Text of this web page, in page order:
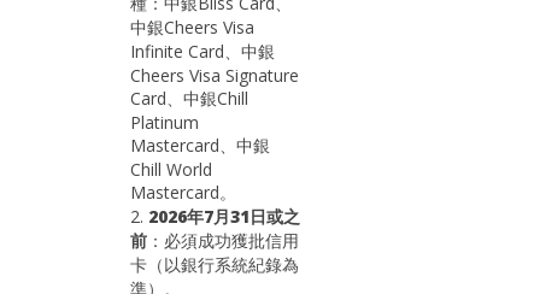
中銀Cheers Visa
Infinite Card、中銀
Cheers Visa Signature
Card、中銀Chill
Platinum
Mastercard、中銀
Chill World
Mastercard。
2. 2026年7月31日或之
前 ：必須成功獲批信用
卡（以銀行系統紀錄為
準）。